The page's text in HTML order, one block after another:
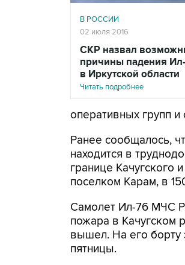
В РОССИИ
02 июля 2016
СКР назвал
причины падения
в Иркутской области
Читать подробнее
оперативных групп
Ранее сообщалось,
находится в
границе Качугского
поселком Карам, в
Самолет Ил-76 МЧС
пожара в Качугском
вышел. На его борту
пятницы.